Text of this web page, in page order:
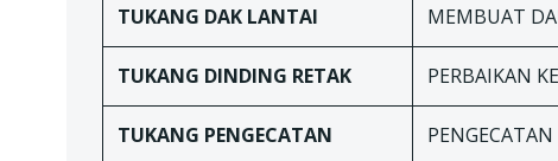
TUKANG DAK LANTAI MEMBUAT
TUKANG DINDING RETAK PERBAIKAN
TUKANG PENGECATAN